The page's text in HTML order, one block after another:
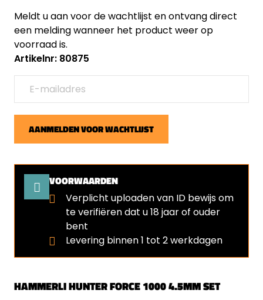
HAMMERLI HUNTER FORCE 1000 4.5MM SET
Meldt u aan voor de wachtlijst en ontvang direct
een melding wanneer het product weer op
voorraad is.
Artikelnr: 80875
AANMELDEN VOOR WACHTLIJST
VOORWAARDEN
Verplicht uploaden van ID bewijs om
te verifiëren dat u 18 jaar of ouder
bent
Levering binnen 1 tot 2 werkdagen